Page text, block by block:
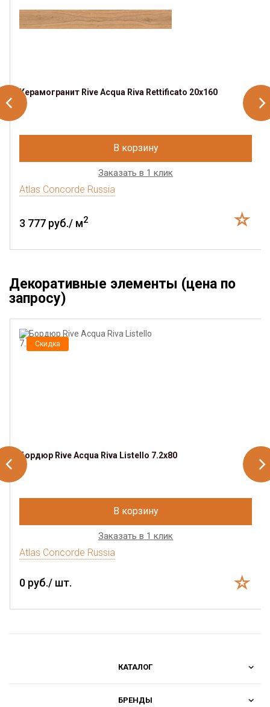
Керамогранит Rive Acqua Riva Rettificato 20x160
В корзину
Заказать в 1 клик
Atlas Concorde Russia
3 777 руб./ м2
Декоративные элементы (цена по
запросу)
Скидка
Бордюр Rive Acqua Riva Listello 7.2x80
В корзину
Заказать в 1 клик
Atlas Concorde Russia
0 руб./ шт.
КАТАЛОГ
БРЕНДЫ